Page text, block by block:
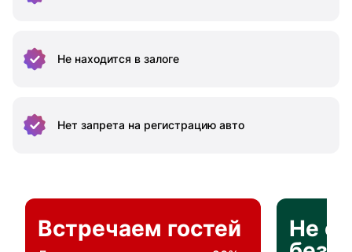
Не находится в залоге
Нет запрета на регистрацию авто
Встречаем гостей
Не